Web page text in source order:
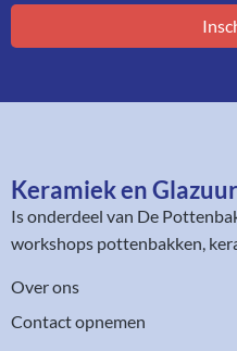
Keramiek en Glazuur​
Is onderdeel van De
workshops pottenbakken,
Over ons
Contact opnemen